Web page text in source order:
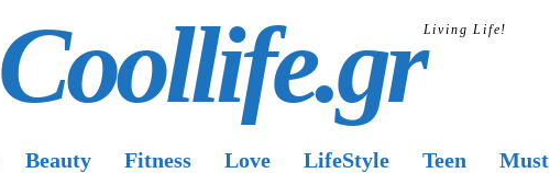
Coollife.grLiving Life!
Beauty Fitness Love LifeStyle Teen Must